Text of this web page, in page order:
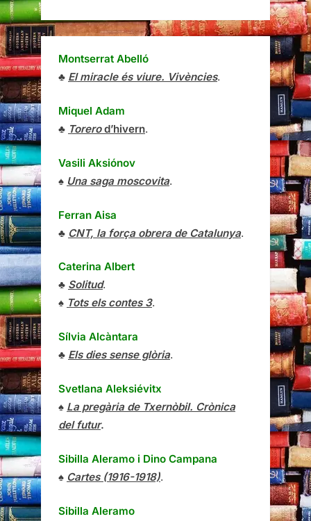
Montserrat Abelló
♣ El miracle és viure. Vivències.
Miquel Adam
♣ Torerod’hivern.
Vasili Aksiónov
♠ Una saga moscovita.
Ferran Aisa
♣ CNT, la força obrera de Catalunya.
Caterina Albert
♣ Solitud.
♠ Tots els contes 3.
Sílvia Alcàntara
♣ Els dies sense glòria.
Svetlana Aleksiévitx
♠ La pregària de Txernòbil. Crònica
del futur.
Sibilla Aleramo i Dino Campana
♠ Cartes (1916-1918).
Sibilla Aleramo